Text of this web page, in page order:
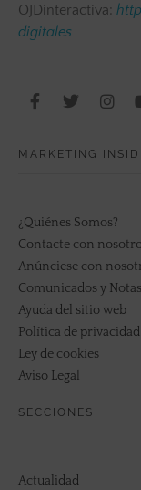
OJDinteractiva:
digitales
MARKETING
¿Quiénes Somos?
Contacte con
Anúnciese con
Comunicados y
Ayuda del sitio web
Política de privacidad
Ley de cookies
Aviso Legal
SECCIONES
Actualidad